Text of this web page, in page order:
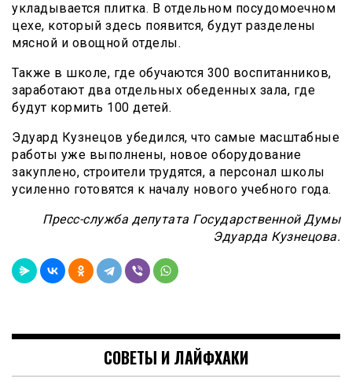
укладывается плитка. В отдельном посудомоечном
цехе, который здесь появится, будут разделены
мясной и овощной отделы.
Также в школе, где обучаются 300 воспитанников,
заработают два отдельных обеденных зала, где
будут кормить 100 детей.
Эдуард Кузнецов убедился, что самые масштабные
работы уже выполнены, новое оборудование
закуплено, строители трудятся, а персонал школы
усиленно готовятся к началу нового учебного года.
Пресс-служба депутата Государственной Думы
Эдуарда Кузнецова.
СОВЕТЫ И ЛАЙФХАКИ